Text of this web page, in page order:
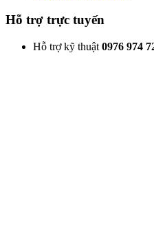
Hỗ trợ trực tuyến
Hỗ trợ kỹ thuật 0976 974